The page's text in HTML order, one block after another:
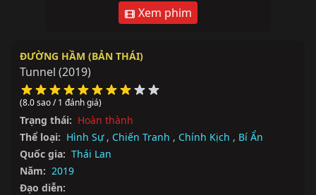
Xem phim
ĐƯỜNG HẦM (BẢN THÁI)
Tunnel (2019)
(8.0 sao / 1 đánh giá)
Trạng thái: Hoàn thành
Thể loại: Hình Sự , Chiến Tranh , Chính Kịch , Bí Ẩn
Quốc gia: Thái Lan
Năm: 2019
Đạo diễn: